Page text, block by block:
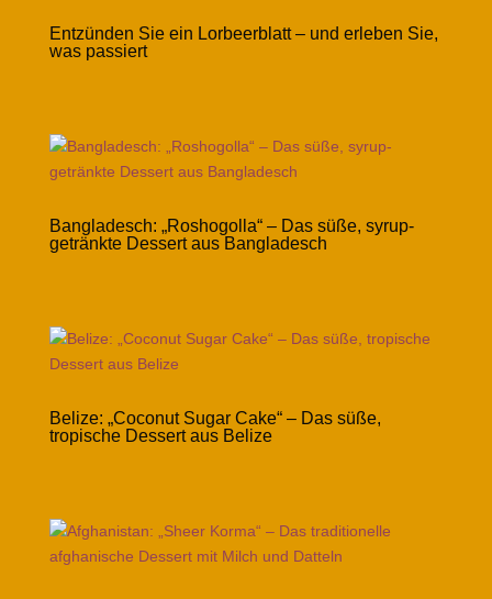
Entzünden Sie ein Lorbeerblatt – und erleben Sie,
was passiert
Bangladesch: „Roshogolla“ – Das süße, syrup-
getränkte Dessert aus Bangladesch
Belize: „Coconut Sugar Cake“ – Das süße,
tropische Dessert aus Belize